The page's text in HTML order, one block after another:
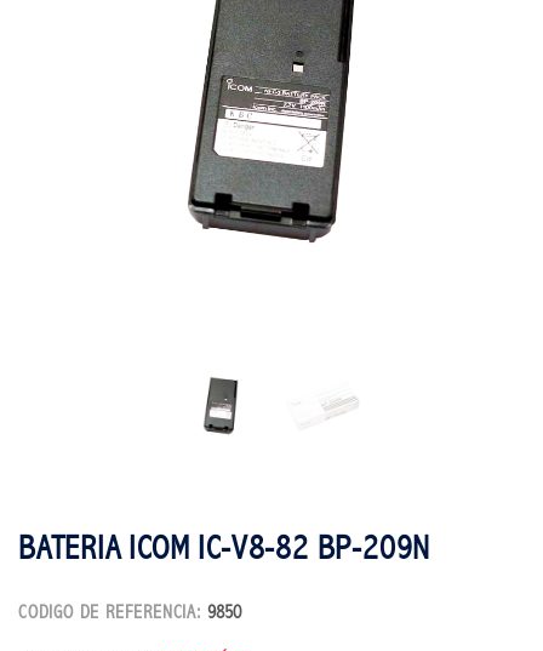
BATERIA ICOM IC-V8-82 BP-209N
CODIGO DE REFERENCIA: 9850